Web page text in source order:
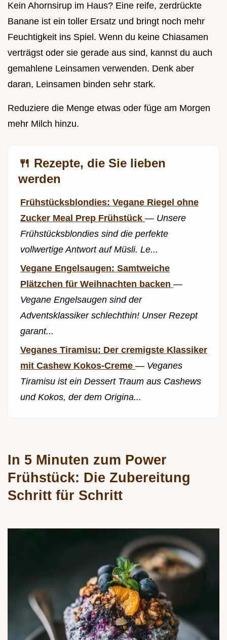
Kein Ahornsirup im Haus? Eine reife, zerdrückte
Banane ist ein toller Ersatz und bringt noch mehr
Feuchtigkeit ins Spiel. Wenn du keine Chiasamen
verträgst oder sie gerade aus sind, kannst du auch
gemahlene Leinsamen verwenden. Denk aber
daran, Leinsamen binden sehr stark.
Reduziere die Menge etwas oder füge am Morgen
mehr Milch hinzu.
🍴 Rezepte, die Sie lieben
werden
Frühstücksblondies: Vegane Riegel ohne
Zucker Meal Prep Frühstück — Unsere
Frühstücksblondies sind die perfekte
vollwertige Antwort auf Müsli. Le...
Vegane Engelsaugen: Samtweiche
Plätzchen für Weihnachten backen —
Vegane Engelsaugen sind der
Adventsklassiker schlechthin! Unser Rezept
garant...
Veganes Tiramisu: Der cremigste Klassiker
mit Cashew Kokos-Creme — Veganes
Tiramisu ist ein Dessert Traum aus Cashews
und Kokos, der dem Origina...
In 5 Minuten zum Power
Frühstück: Die Zubereitung
Schritt für Schritt